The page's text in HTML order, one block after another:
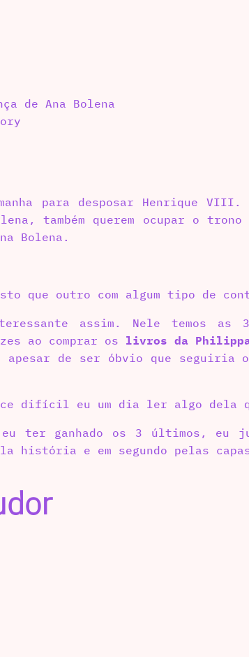
de Ana Bolena
para desposar Henrique VIII.
também querem ocupar o
Bolena.
que outro com algum tipo de
assim. Nele temos as 3
ao comprar os livros da Philippa
de ser óbvio que seguiria o
difícil eu um dia ler algo dela
ter ganhado os 3 últimos, eu
história e em segundo pelas